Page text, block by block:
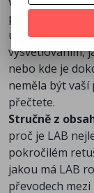
pochopitelný i
určena úplným
vysvětlováním,
nebo kde je
neměla být
přečtete.
Stručně z
proč je LAB
pokročilém
jakou má LAB
převodech